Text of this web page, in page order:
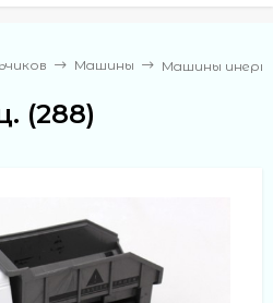
Машины Машины
(288)